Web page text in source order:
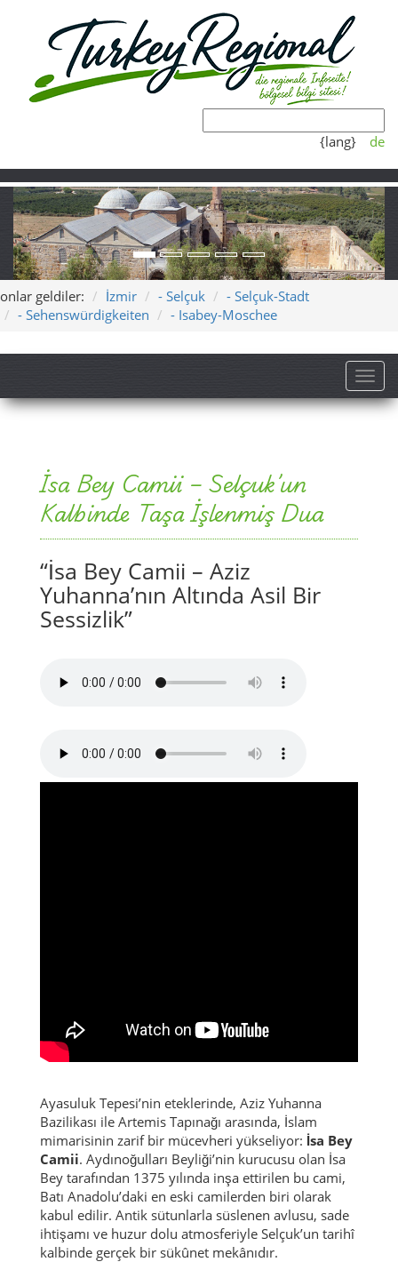
{lang} de
onlar geldiler: İzmir - Selçuk
- Selçuk-Stadt
- Sehenswürdigkeiten
- Isabey-Moschee
İsa Bey Camii – Selçuk’un
Kalbinde Taşa İşlenmiş Dua
“İsa Bey Camii – Aziz
Yuhanna’nın Altında Asil Bir
Sessizlik”
Ayasuluk Tepesi’nin eteklerinde, Aziz Yuhanna
Bazilikası ile Artemis Tapınağı arasında, İslam
mimarisinin zarif bir mücevheri yükseliyor: İsa Bey
Camii. Aydınoğulları Beyliği’nin kurucusu olan İsa
Bey tarafından 1375 yılında inşa ettirilen bu cami,
Batı Anadolu’daki en eski camilerden biri olarak
kabul edilir. Antik sütunlarla süslenen avlusu, sade
ihtişamı ve huzur dolu atmosferiyle Selçuk’un tarihî
kalbinde gerçek bir sükûnet mekânıdır.